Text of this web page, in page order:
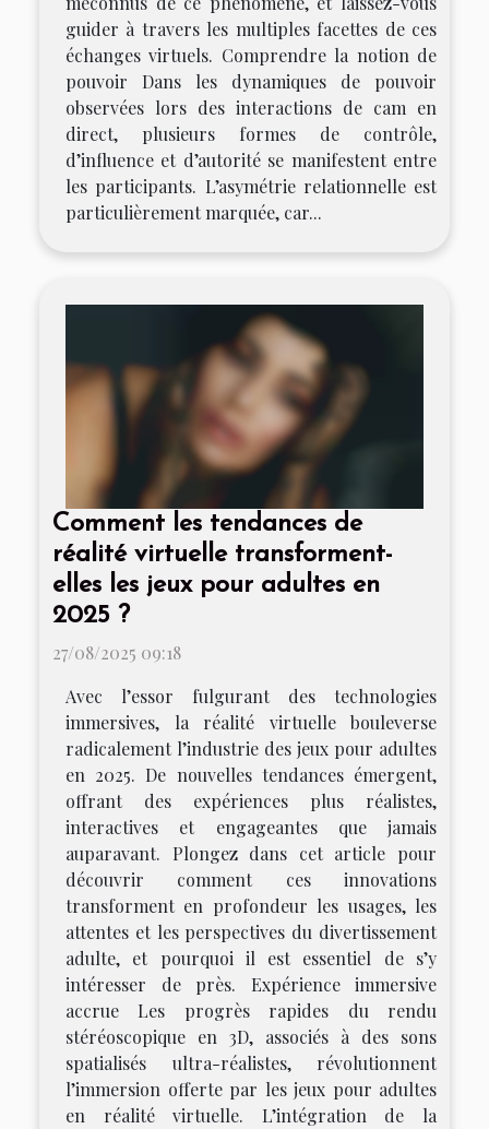
guider à travers les multiples facettes de ces
échanges virtuels. Comprendre la notion de
pouvoir Dans les dynamiques de pouvoir
observées lors des interactions de cam en
direct, plusieurs formes de contrôle,
d’influence et d’autorité se manifestent entre
les participants. L’asymétrie relationnelle est
particulièrement marquée, car...
Comment les tendances de
réalité virtuelle transforment-
elles les jeux pour adultes en
2025 ?
27/08/2025 09:18
Avec l’essor fulgurant des technologies
immersives, la réalité virtuelle bouleverse
radicalement l’industrie des jeux pour adultes
en 2025. De nouvelles tendances émergent,
offrant des expériences plus réalistes,
interactives et engageantes que jamais
auparavant. Plongez dans cet article pour
découvrir comment ces innovations
transforment en profondeur les usages, les
attentes et les perspectives du divertissement
adulte, et pourquoi il est essentiel de s’y
intéresser de près. Expérience immersive
accrue Les progrès rapides du rendu
stéréoscopique en 3D, associés à des sons
spatialisés ultra-réalistes, révolutionnent
l’immersion offerte par les jeux pour adultes
en réalité virtuelle. L’intégration de la